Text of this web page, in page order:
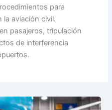
para
la aviación civil.
pasajeros, tripulación
de interferencia